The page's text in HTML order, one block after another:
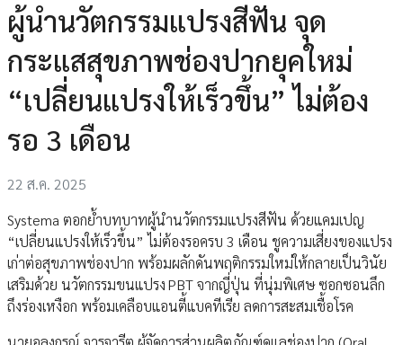
ผู้นำนวัตกรรมแปรงสีฟัน จุด
กระแสสุขภาพช่องปากยุคใหม่
“เปลี่ยนแปรงให้เร็วขึ้น” ไม่ต้อง
รอ 3 เดือน
22 ส.ค. 2025
Systema ตอกย้ำบทบาทผู้นำนวัตกรรมแปรงสีฟัน ด้วยแคมเปญ
“เปลี่ยนแปรงให้เร็วขึ้น” ไม่ต้องรอครบ 3 เดือน ชูความเสี่ยงของแปรง
เก่าต่อสุขภาพช่องปาก พร้อมผลักดันพฤติกรรมใหม่ให้กลายเป็นวินัย
เสริมด้วย นวัตกรรมขนแปรง PBT จากญี่ปุ่น ที่นุ่มพิเศษ ซอกซอนลึก
ถึงร่องเหงือก พร้อมเคลือบแอนตี้แบคทีเรีย ลดการสะสมเชื้อโรค